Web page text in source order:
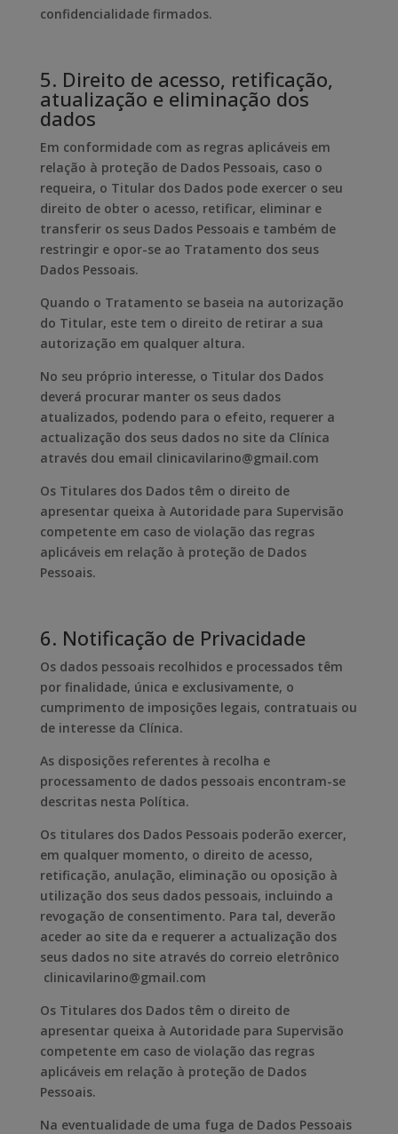
confidencialidade firmados.
5. Direito de acesso, retificação,
atualização e eliminação dos
dados
Em conformidade com as regras aplicáveis em
relação à proteção de Dados Pessoais, caso o
requeira, o Titular dos Dados pode exercer o seu
direito de obter o acesso, retificar, eliminar e
transferir os seus Dados Pessoais e também de
restringir e opor-se ao Tratamento dos seus
Dados Pessoais.
Quando o Tratamento se baseia na autorização
do Titular, este tem o direito de retirar a sua
autorização em qualquer altura.
No seu próprio interesse, o Titular dos Dados
deverá procurar manter os seus dados
atualizados, podendo para o efeito, requerer a
actualização dos seus dados no site da Clínica
através dou email clinicavilarino@gmail.com
Os Titulares dos Dados têm o direito de
apresentar queixa à Autoridade para Supervisão
competente em caso de violação das regras
aplicáveis em relação à proteção de Dados
Pessoais.
6. Notificação de Privacidade
Os dados pessoais recolhidos e processados têm
por finalidade, única e exclusivamente, o
cumprimento de imposições legais, contratuais ou
de interesse da Clínica.
As disposições referentes à recolha e
processamento de dados pessoais encontram-se
descritas nesta Política.
Os titulares dos Dados Pessoais poderão exercer,
em qualquer momento, o direito de acesso,
retificação, anulação, eliminação ou oposição à
utilização dos seus dados pessoais, incluindo a
revogação de consentimento. Para tal, deverão
aceder ao site da e requerer a actualização dos
seus dados no site através do correio eletrônico
clinicavilarino@gmail.com
Os Titulares dos Dados têm o direito de
apresentar queixa à Autoridade para Supervisão
competente em caso de violação das regras
aplicáveis em relação à proteção de Dados
Pessoais.
Na eventualidade de uma fuga de Dados Pessoais